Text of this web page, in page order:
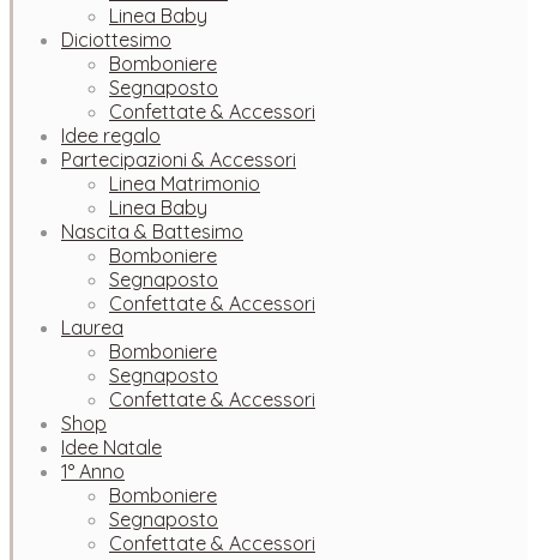
Linea Baby
Diciottesimo
Bomboniere
Segnaposto
Confettate & Accessori
Idee regalo
Partecipazioni & Accessori
Linea Matrimonio
Linea Baby
Nascita & Battesimo
Bomboniere
Segnaposto
Confettate & Accessori
Laurea
Bomboniere
Segnaposto
Confettate & Accessori
Shop
Idee Natale
1° Anno
Bomboniere
Segnaposto
Confettate & Accessori